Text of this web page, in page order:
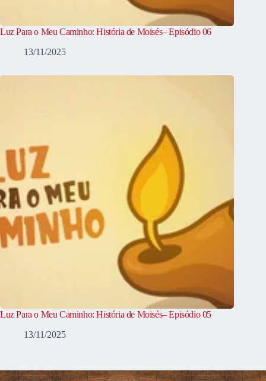
Luz Para o Meu Caminho: História de Moisés– Episódio 06
13/11/2025
Luz Para o Meu Caminho: História de Moisés– Episódio 05
13/11/2025